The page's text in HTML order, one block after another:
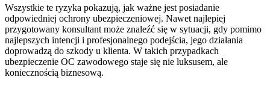
Wszystkie te ryzyka pokazują, jak ważne jest posiadanie
odpowiedniej ochrony ubezpieczeniowej. Nawet najlepiej
przygotowany konsultant może znaleźć się w sytuacji, gdy pomimo
najlepszych intencji i profesjonalnego podejścia, jego działania
doprowadzą do szkody u klienta. W takich przypadkach
ubezpieczenie OC zawodowego staje się nie luksusem, ale
koniecznością biznesową.